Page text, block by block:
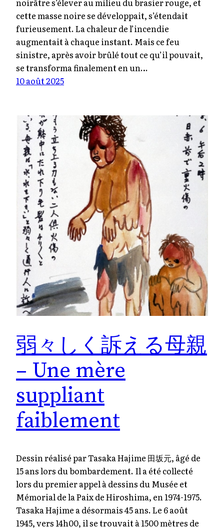
noirâtre s’élever au milieu du brasier rouge, et
cette masse noire se développait, s’étendait
furieusement. La chaleur de l’incendie
augmentait à chaque instant. Mais ce feu
sinistre, après avoir brûlé tout ce qu’il pouvait,
se transforma finalement en un…
10 août 2025
弱々しく訴える母親
– Une mère
suppliant
faiblement
Dessin réalisé par Tasaka Hajime 田坂元, âgé de
15 ans lors du bombardement. Il a été collecté
lors du premier appel à dessins du Musée et
Mémorial de la Paix de Hiroshima, en 1974-1975.
Tasaka Hajime a désormais 45 ans. Le 6 août
1945, vers 14h00, il se trouvait à 1500 mètres de